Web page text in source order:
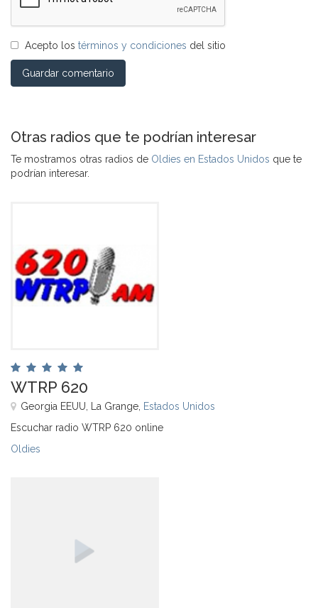
Acepto los términos y condiciones del sitio
Guardar comentario
Otras radios que te podrían interesar
Te mostramos otras radios de Oldies en Estados Unidos que te
podrían interesar.
WTRP 620
Georgia EEUU, La Grange, Estados Unidos
Escuchar radio WTRP 620 online
Oldies